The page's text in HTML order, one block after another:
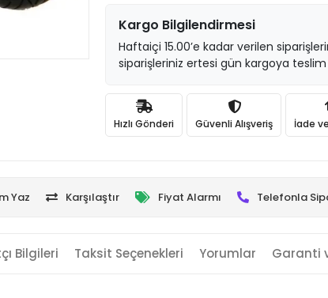
Kargo Bilgilendirmesi
Haftaiçi 15.00’e kadar verilen
siparişleriniz ertesi gün kargoya teslim
Hızlı Gönderi Güvenli Alışveriş İade
Yaz Karşılaştır Fiyat Alarmı Telefonla
Bilgileri Taksit Seçenekleri Yorumlar Garanti